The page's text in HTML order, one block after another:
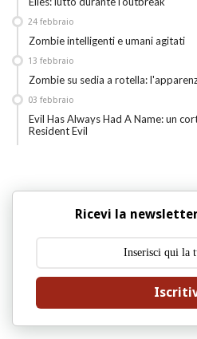
Zombie intelligenti e umani agitati
24 febbraio
Zombie su sedia a rotella:
13 febbraio
Evil Has Always Had A Name: un
Resident Evil
03 febbraio
Ricevi la